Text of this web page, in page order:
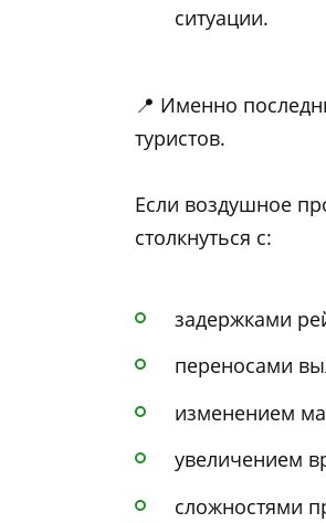
ситуации.
📍 Именно
туристов.
Если воздушное
столкнуться с:
задержками
переносами
изменением
увеличением
сложностями